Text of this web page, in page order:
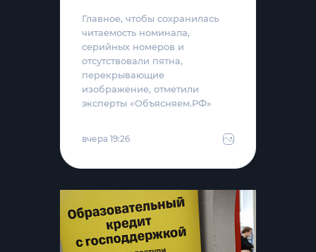
Главное, чтобы сохранилась
читаемость номинала,
серийных номеров и
отсутствовали пятна,
перекрывающие
изображение, отметили
эксперты «Объясняем.РФ»
вчера 19:26